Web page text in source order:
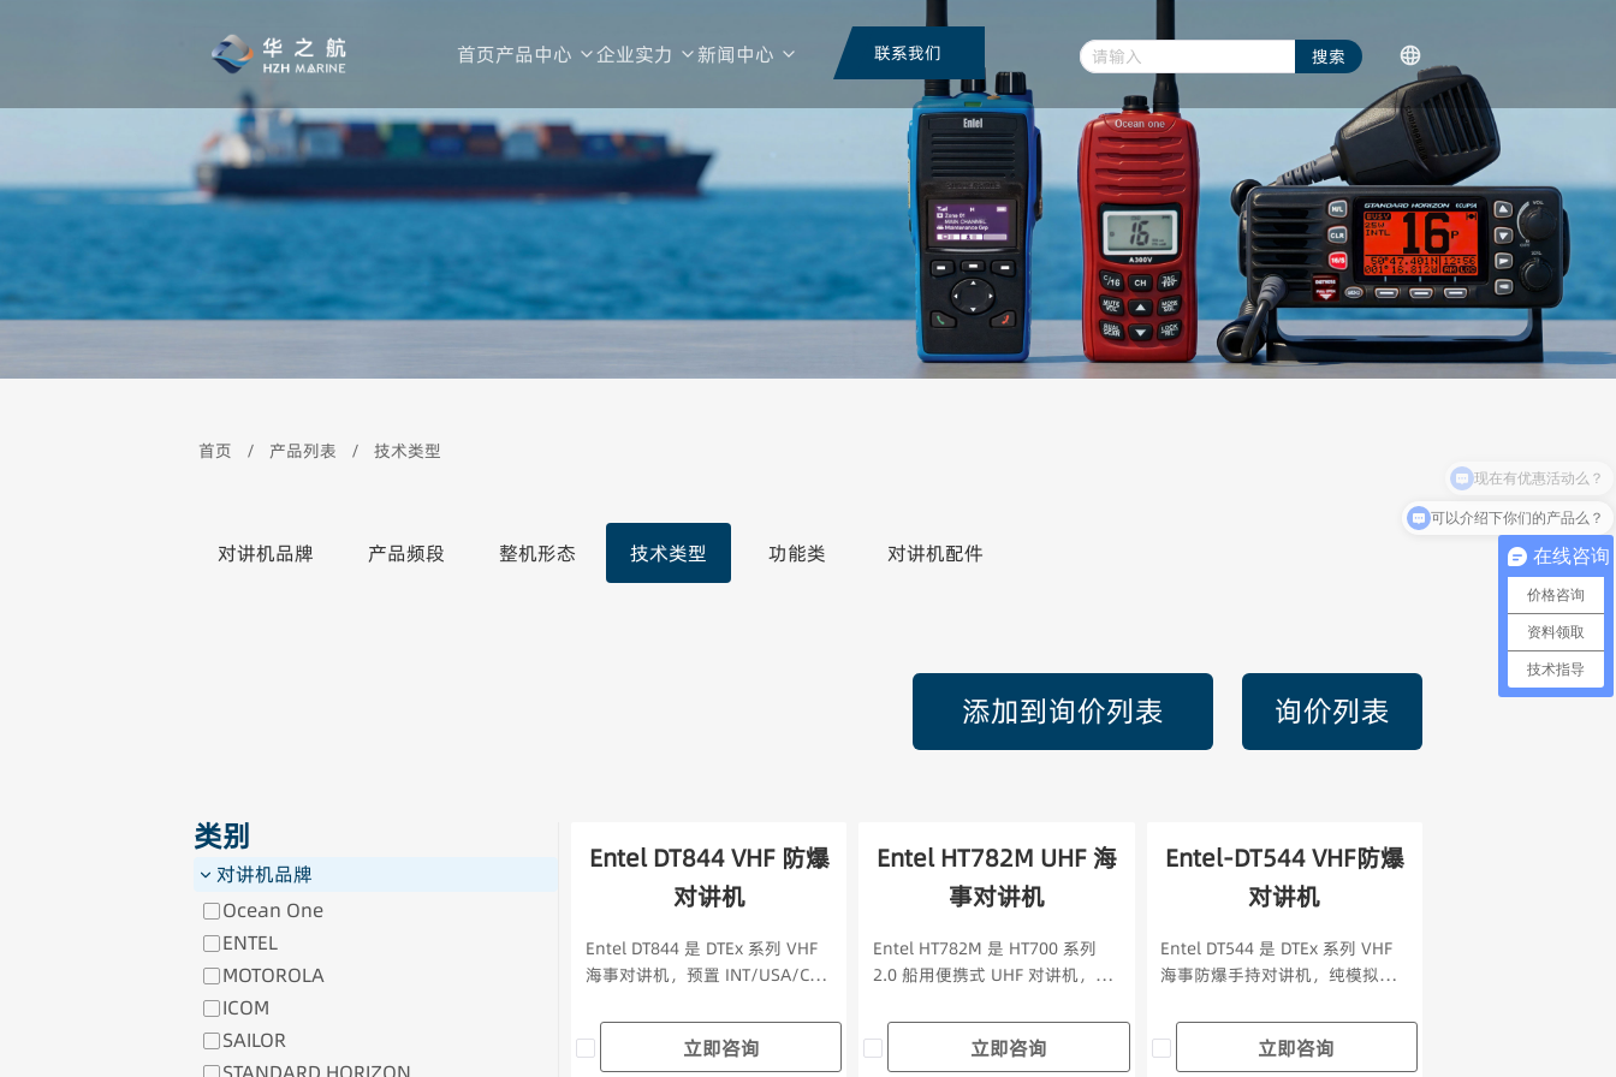
首页产品中心
对讲机品牌 产品频段 整机形态 功能类 对讲机配件
企业实力
公司简介 荣誉证书 视频中心
新闻中心
公司动态
联系我们 请输入 搜索
语言/Language
简体中文
首页 / 产品列表 / 技术类型
对讲机品牌 产品频段 整机形态 技术类型 功能类 对讲机配件
添加到询价列表 询价列表
类别
对讲机品牌
Ocean One
ENTEL
MOTOROLA
ICOM
SAILOR
Entel DT844 VHF 防爆
对讲机
Entel DT844 是 DTEx 系列 VHF
海事对讲机，预置 INT/USA/CAN
Gb 防爆认证，IP68 潜水级防护
（2 米水深 4 小时），1800mAh
立即咨询
Entel HT782M UHF 海
事对讲机
Entel HT782M 是 HT700 系列
2.0 船用便携式 UHF 对讲机，纯
段，具备 IP68 潜水级防护（2
米/4 小时）、MIL-STD-810
立即咨询
Entel-DT544 VHF防爆
对讲机
Entel DT544 是 DTEx 系列 VHF
海事防爆手持对讲机，纯模拟模
段、INT/USA/CAN 及 16 个私频
信道，通过 IECEx Ex ib IIB T4
立即咨询
在线咨询
价格咨询
资料领取
技术指导
可以介绍下你们的产品么？